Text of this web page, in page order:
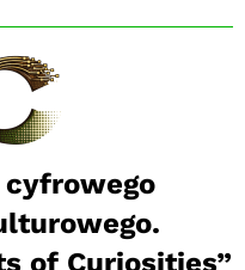
of Curiosities”